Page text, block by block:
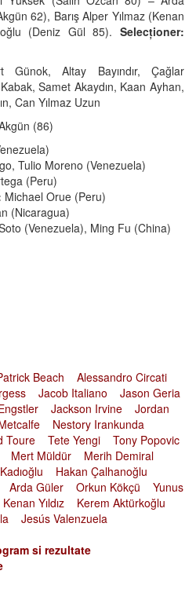
62), Barış Alper Yılmaz (Kenan
(Deniz Gül 85). Selecționer:
Günok, Altay Bayındır, Çağlar
Samet Akaydın, Kaan Ayhan,
Can Yılmaz Uzun
(86)
Tulio Moreno (Venezuela)
(Peru)
Michael Orue (Peru)
(Nicaragua)
(Venezuela), Ming Fu (China)
Beach
Alessandro Circati
Jacob Italiano
Jason Geria
Jackson Irvine
Jordan
Nestory Irankunda
Toure Tete Yengi
Tony Popovic
Mert Müldür
Merih Demiral
Hakan Çalhanoğlu
Arda Güler Orkun Kökçü
Yunus
Kenan Yıldız
Kerem Aktürkoğlu
Jesús Valenzuela
si rezultate